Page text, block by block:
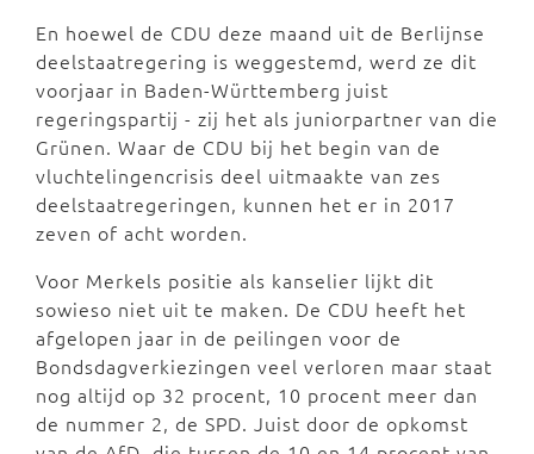
En hoewel de CDU deze maand uit de Berlijnse
deelstaatregering is weggestemd, werd ze dit
voorjaar in Baden-Württemberg juist
regeringspartij - zij het als juniorpartner van die
Grünen. Waar de CDU bij het begin van de
vluchtelingencrisis deel uitmaakte van zes
deelstaatregeringen, kunnen het er in 2017
zeven of acht worden.
Voor Merkels positie als kanselier lijkt dit
sowieso niet uit te maken. De CDU heeft het
afgelopen jaar in de peilingen voor de
Bondsdagverkiezingen veel verloren maar staat
nog altijd op 32 procent, 10 procent meer dan
de nummer 2, de SPD. Juist door de opkomst